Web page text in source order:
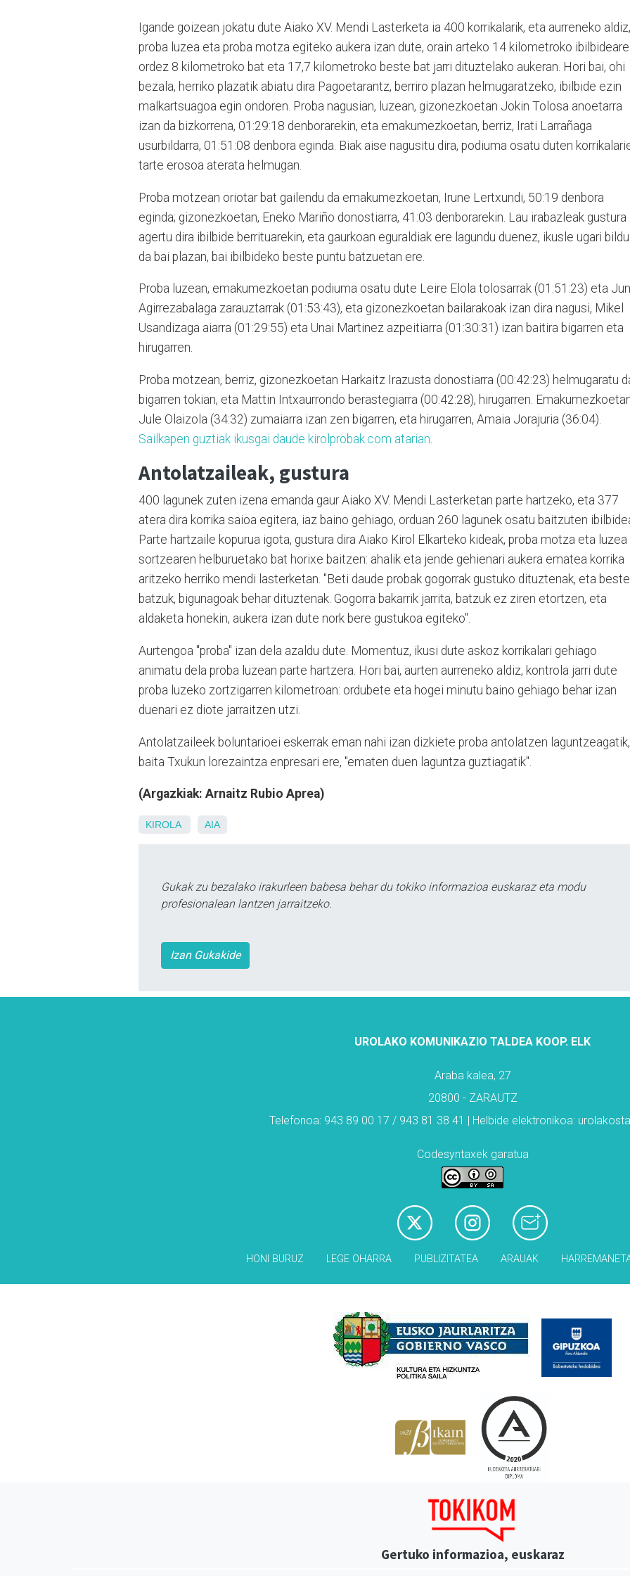
Igande goizean jokatu dute Aiako XV. Mendi Lasterketa ia 400 korrikalarik, eta aurreneko aldiz,
proba luzea eta proba motza egiteko aukera izan dute, orain arteko 14 kilometroko
ordez 8 kilometroko bat eta 17,7 kilometroko beste bat jarri dituztelako aukeran. Hori bai, ohi
bezala, herriko plazatik abiatu dira Pagoetarantz, berriro plazan helmugaratzeko, ibilbide ezin
malkartsuagoa egin ondoren. Proba nagusian, luzean, gizonezkoetan Jokin Tolosa anoetarra
izan da bizkorrena, 01:29:18 denborarekin, eta emakumezkoetan, berriz, Irati Larrañaga
usurbildarra, 01:51:08 denbora eginda. Biak aise nagusitu dira, podiuma osatu duten
tarte erosoa aterata helmugan.
Proba motzean oriotar bat gailendu da emakumezkoetan, Irune Lertxundi, 50:19 denbora
eginda; gizonezkoetan, Eneko Mariño donostiarra, 41:03 denborarekin. Lau irabazleak gustura
agertu dira ibilbide berrituarekin, eta gaurkoan eguraldiak ere lagundu duenez, ikusle ugari bildu
da bai plazan, bai ibilbideko beste puntu batzuetan ere.
Proba luzean, emakumezkoetan podiuma osatu dute Leire Elola tolosarrak (01:51:23) eta
Agirrezabalaga zarauztarrak (01:53:43), eta gizonezkoetan bailarakoak izan dira nagusi, Mikel
Usandizaga aiarra (01:29:55) eta Unai Martinez azpeitiarra (01:30:31) izan baitira bigarren eta
hirugarren.
Proba motzean, berriz, gizonezkoetan Harkaitz Irazusta donostiarra (00:42:23) helmugaratu
bigarren tokian, eta Mattin Intxaurrondo berastegiarra (00:42:28), hirugarren.
Jule Olaizola (34:32) zumaiarra izan zen bigarren, eta hirugarren, Amaia Jorajuria (36:04).
Sailkapen guztiak ikusgai daude kirolprobak.com atarian
Antolatzaileak, gustura
400 lagunek zuten izena emanda gaur Aiako XV. Mendi Lasterketan parte hartzeko, eta 377
atera dira korrika saioa egitera, iaz baino gehiago, orduan 260 lagunek osatu baitzuten
Parte hartzaile kopurua igota, gustura dira Aiako Kirol Elkarteko kideak, proba motza eta luzea
sortzearen helburuetako bat horixe baitzen: ahalik eta jende gehienari aukera ematea korrika
aritzeko herriko mendi lasterketan. "Beti daude probak gogorrak gustuko dituztenak, eta beste
batzuk, bigunagoak behar dituztenak. Gogorra bakarrik jarrita, batzuk ez ziren etortzen, eta
aldaketa honekin, aukera izan dute nork bere gustukoa egiteko".
Aurtengoa "proba" izan dela azaldu dute. Momentuz, ikusi dute askoz korrikalari gehiago
animatu dela proba luzean parte hartzera. Hori bai, aurten aurreneko aldiz, kontrola jarri dute
proba luzeko zortzigarren kilometroan: ordubete eta hogei minutu baino gehiago behar izan
duenari ez diote jarraitzen utzi.
Antolatzaileek boluntarioei eskerrak eman nahi izan dizkiete proba antolatzen laguntzeagatik,
baita Txukun lorezaintza enpresari ere, "ematen duen laguntza guztiagatik".
(Argazkiak: Arnaitz Rubio Aprea)
KIROLA AIA
Gukak zu bezalako irakurleen babesa behar du tokiko informazioa euskaraz eta modu
profesionalean lantzen jarraitzeko.
Izan Gukakide
UROLAKO KOMUNIKAZIO TALDEA KOOP. ELK
Araba kalea, 27
20800 - ZARAUTZ
Telefonoa: 943 89 00 17 / 943 81 38 41 | Helbide elektronikoa:
Codesyntaxek garatua
HONI BURUZ LEGE OHARRA PUBLIZITATEA ARAUAK
Gertuko informazioa, euskaraz